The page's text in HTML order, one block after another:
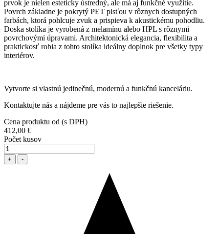
prvok je nielen esteticky ústredný, ale má aj funkčné využitie.
Povrch základne je pokrytý PET plsťou v rôznych dostupných
farbách, ktorá pohlcuje zvuk a prispieva k akustickému pohodliu.
Doska stolíka je vyrobená z melamínu alebo HPL s rôznymi
povrchovými úpravami. Architektonická elegancia, flexibilita a
praktickosť robia z tohto stolíka ideálny doplnok pre všetky typy
interiérov.
Vytvorte si vlastnú jedinečnú, modernú a funkčnú kanceláriu.
Kontaktujte nás a nájdeme pre vás to najlepšie riešenie.
Cena produktu od (s DPH)
412,00 €
Počet kusov
+ -